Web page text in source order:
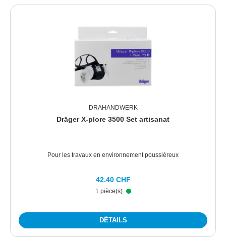
DRAHANDWERK
Dräger X-plore 3500 Set artisanat
Pour les travaux en environnement poussiéreux
1 pièce(s)
42.40 CHF
DÉTAILS